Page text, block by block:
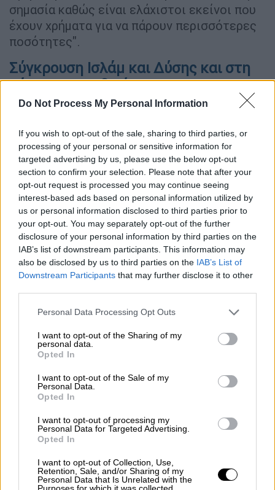
Do Not Process My Personal Information
If you wish to opt-out of the sale, sharing to third parties, or
processing of your personal or sensitive information for
targeted advertising by us, please use the below opt-out
section to confirm your selection. Please note that after your
opt-out request is processed you may continue seeing
interest-based ads based on personal information utilized by
us or personal information disclosed to third parties prior to
your opt-out. You may separately opt-out of the further
disclosure of your personal information by third parties on the
IAB’s list of downstream participants. This information may
also be disclosed by us to third parties on the IAB’s List of
Downstream Participants that may further disclose it to other
Please note that this website/app uses one or more Google
not limited to your visit or usage behaviour. You may click to
grant or deny consent to Google and its third-party tags to
use your data for below specified purposes in below Google
consent section.
Personal Data Processing Opt Outs
I want to opt-out of the Sharing of my
personal data.
Opted In
I want to opt-out of the Sale of my
Personal Data.
Opted In
I want to opt-out of processing my
Personal Data for Targeted Advertising.
Opted In
I want to opt-out of Collection, Use,
Retention, Sale, and/or Sharing of my
Personal Data that Is Unrelated with the
Purposes for which it was collected.
σημασία καθώς είναι ελάχιστοι εκείνοι που
έχουν χρήματα για να πάρουν περισσότερες
ποσότητες".
Σύγκρουση Ισλάμ και Δύσης και στη
μέση το Κουρδικό
Κόσμος|24.10.2020 20:40
Τουρκία: Ο Ερντογάν θέλει αύξηση
στον μισθό του - Καταρρέει η
οικονομία
Σε σύγκριση με την Ελλάδα είπε: "Μη
συγκρίνεται τα πράγματα μεταξύ Τουρκίας
αμοιβή σου ως καθηγητής, όμως, το κόστος
ζωής στην Ελλάδα είναι διπλάσιο από ότι
στην Τουρκία. Τα προβλήματα είναι
οικονομικά. Υπάρχει γενικά μία σύγκρουση
μεταξύ των κοσμικών που θέλουν και πάλι
την Τουρκία με κατεύθυνση προς τη Δύση
και η τάση που θέλει την Τουρκία να μπαίνει
όλο και πιο βαθιά στα χαρακτηριστικά μιας
Ισλαμικής Δημοκρατίας. Υπάρχει σύγκρουση
των δύο κόσμων, υπάρχει τοΚουρδικόκαι